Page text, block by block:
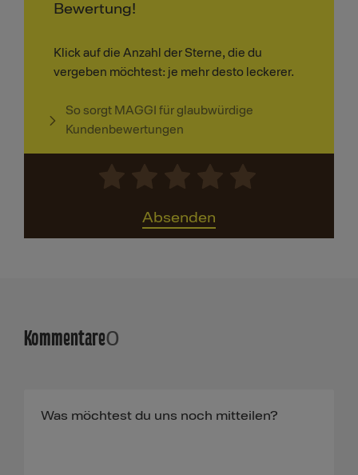
Bewertung!
Klick auf die Anzahl der Sterne, die du
vergeben möchtest: je mehr desto leckerer.
So sorgt MAGGI für glaubwürdige
Kundenbewertungen
Absenden
Kommentare0